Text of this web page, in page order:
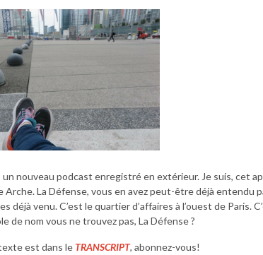
un nouveau podcast enregistré en extérieur. Je suis, cet
Arche. La Défense, vous en avez peut-être déjà
déjà venu. C’est le quartier d’affaires à l’ouest de Paris.
de nom vous ne trouvez pas, La Défense ?
est dans le TRANSCRIPT, abonnez-vous!